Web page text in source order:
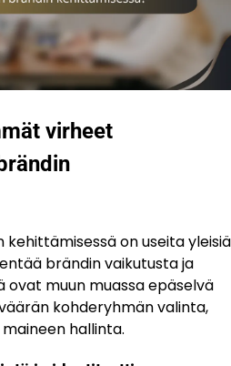
virheet
on useita yleisiä
brändin vaikutusta ja
ovat muun muassa epäselvä
kohderyhmän valinta,
hallinta.